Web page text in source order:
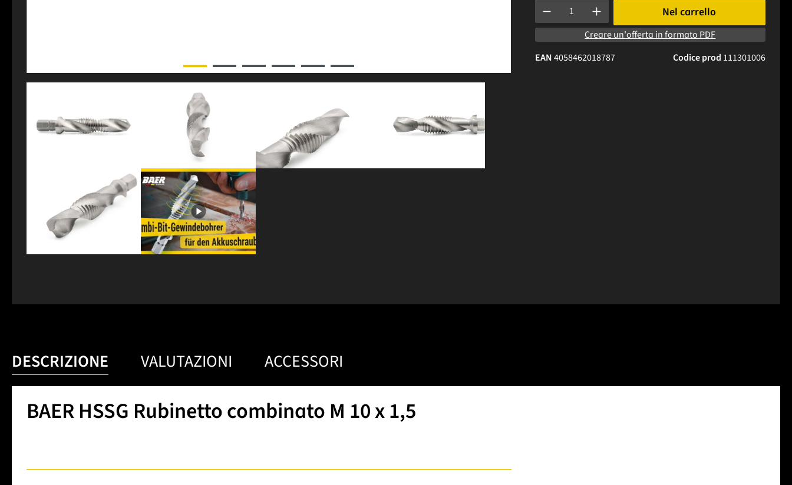
Quantità del prodotto: inserisci la quantità desiderata o usa i
Nel carrello
Creare un'offerta in formato PDF
Codice prod 111301006
EAN4058462018787
DESCRIZIONE VALUTAZIONI ACCESSORI
BAER HSSG Rubinetto combinato M 10 x 1,5